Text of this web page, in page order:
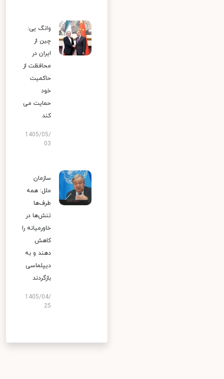
وانگ یی:
چین از
ایران در
محافظت از
حاکمیت
خود
حمایت می
کند
1405/05/
03
سازمان
ملل: همه
طرف‌ها
تنش‌ها در
خاورمیانه را
کاهش
دهند و به
دیپلماسی
بازگردند
1405/04/
25